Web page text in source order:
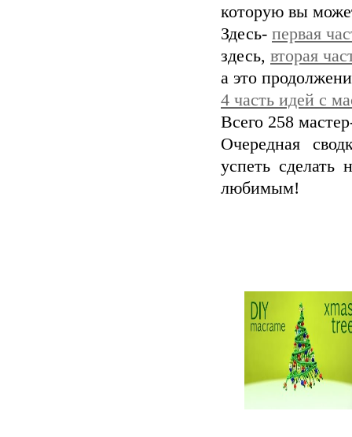
которую вы
Здесь- первая
здесь, вторая
а это
4 часть идей с
Всего 258
Очередная
успеть
любимым!